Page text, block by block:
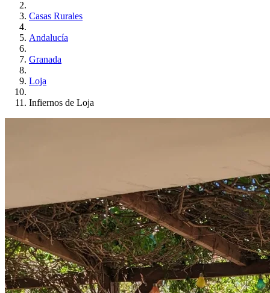
Casas Rurales
Andalucía
Granada
Loja
Infiernos de Loja